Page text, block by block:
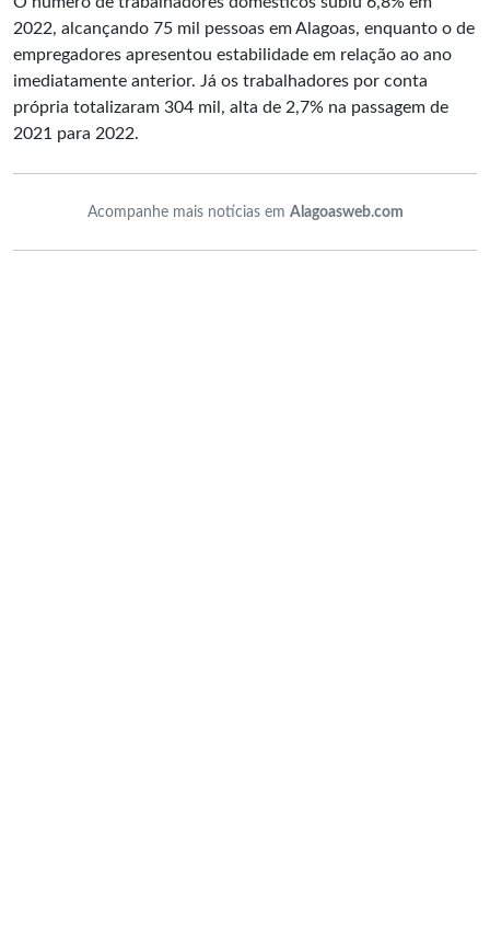
2022, alcançando 75 mil pessoas em Alagoas, enquanto o de
empregadores apresentou estabilidade em relação ao ano
imediatamente anterior. Já os trabalhadores por conta
própria totalizaram 304 mil, alta de 2,7% na passagem de
2021 para 2022.
Acompanhe mais notícias em Alagoasweb.com